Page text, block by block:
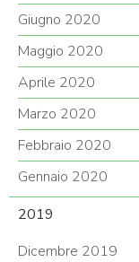
Giugno 2020
Maggio 2020
Aprile 2020
Marzo 2020
Febbraio 2020
Gennaio 2020
2019
Dicembre 2019